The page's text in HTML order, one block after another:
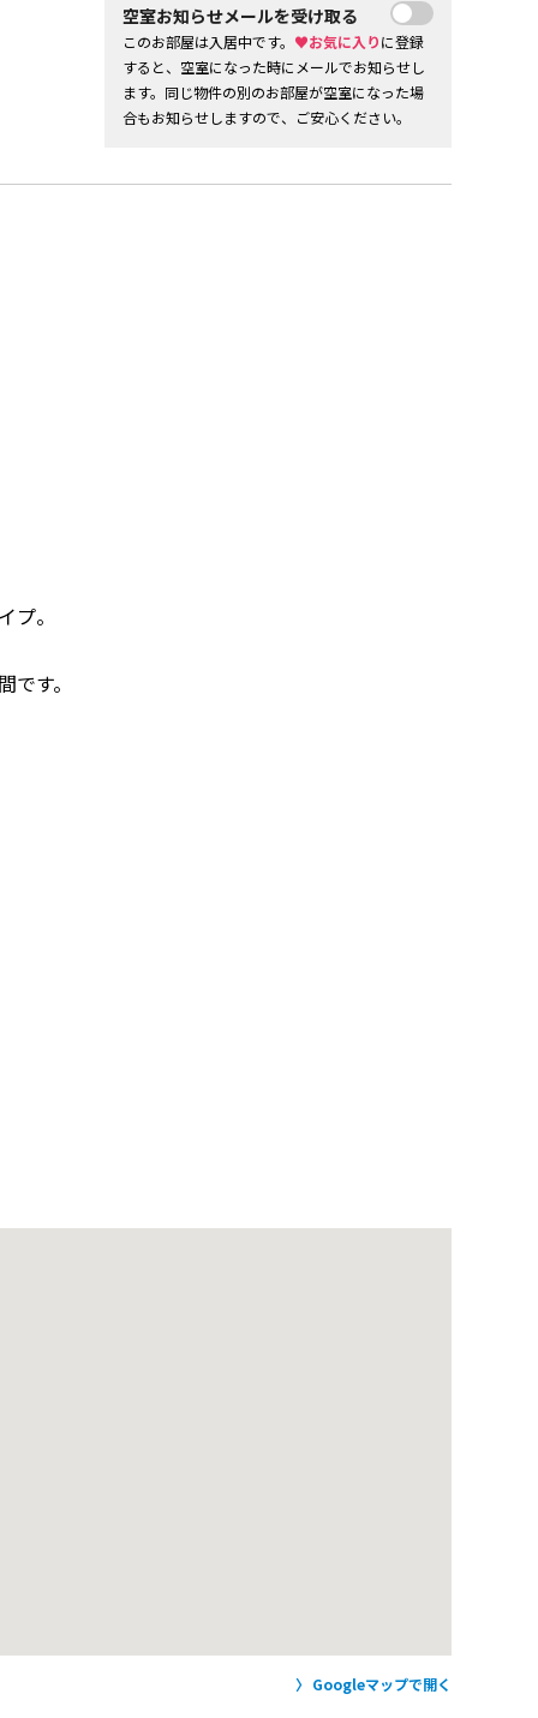
空室お知らせメールを受け取る
このお部屋は入居中です。 ♥お気に入りに登録
すると、空室になった時にメールでお知らせし
ます。同じ物件の別のお部屋が空室になった場
合もお知らせしますので、ご安心ください。
。
す。
Googleマップで開く